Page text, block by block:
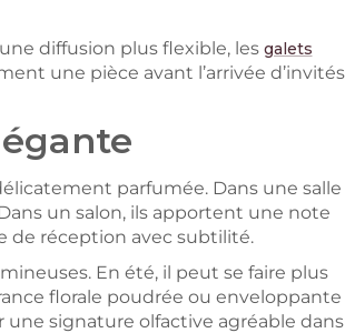
diffusion plus flexible, les galets
une pièce avant l’arrivée d’invités
parfumée. Dans une salle
un salon, ils apportent une note
de réception avec subtilité.
En été, il peut se faire plus
florale poudrée ou enveloppante
signature olfactive agréable dans